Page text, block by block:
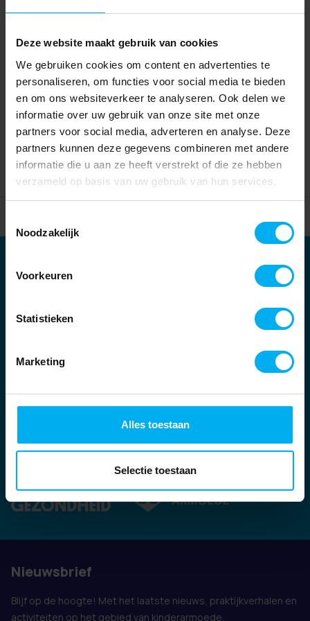
Deze website maakt gebruik van cookies
We gebruiken cookies om content en advertenties te
personaliseren, om functies voor social media te bieden
en om ons websiteverkeer te analyseren. Ook delen we
informatie over uw gebruik van onze site met onze
partners voor social media, adverteren en analyse. Deze
partners kunnen deze gegevens combineren met andere
informatie die u aan ze heeft verstrekt of die ze hebben
verzameld op basis van uw gebruik van hun services.
Noodzakelijk
Voorkeuren
Statistieken
Marketing
Alles toestaan
Selectie toestaan
Partners
Ook vertegenwoordigd door:
Nieuwsbrief
Blijf op de hoogte! Met het laatste nieuws, praktijkverhalen en
activiteiten op het gebied van kinderarmoede.